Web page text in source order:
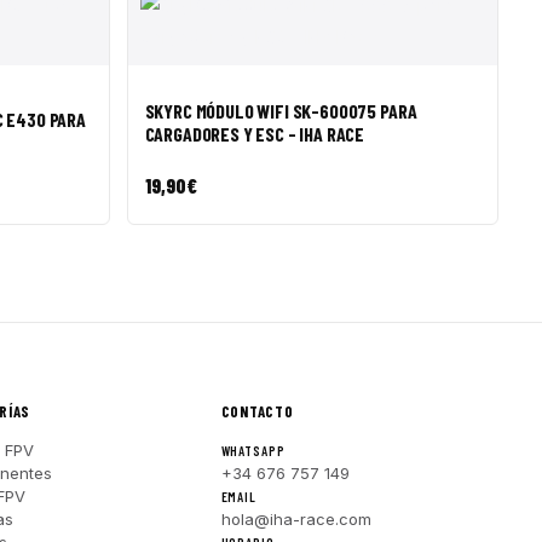
E430 PARA
SKYRC MÓDULO WIFI SK-600075 PARA
CARGADORES Y ESC - IHA RACE
19,90€
CONTACTO
WHATSAPP
+34 676 757 149
EMAIL
hola@iha-race.com